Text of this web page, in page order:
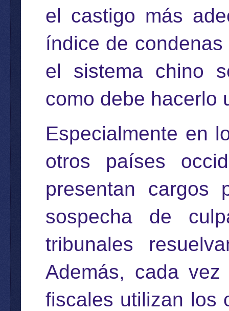
el castigo más
índice de
el sistema chino
como debe hacerlo
Especialmente en
otros países
presentan cargos
sospecha de
tribunales
Además, cada
fiscales utilizan los